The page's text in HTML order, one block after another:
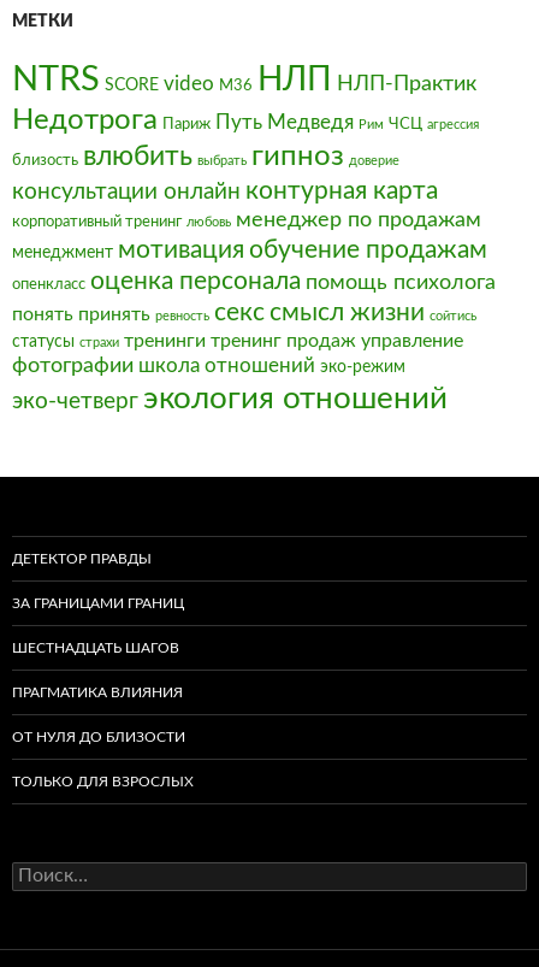
МЕТКИ
NTRS SCORE video М36 НЛП НЛП-Практик
Недотрога Париж Путь Медведя Рим ЧСЦ агрессия
близость влюбить выбрать гипноз доверие
консультации онлайн контурная карта
корпоративный тренинг любовь менеджер по продажам
менеджмент мотивация обучение продажам
опенкласс оценка персонала помощь психолога
понять принять ревность секссмысл жизни сойтись
статусы страхи тренинги тренинг продаж управление
фотографии школа отношений эко-режим
эко-четверг экология отношений
ДЕТЕКТОР ПРАВДЫ
ЗА ГРАНИЦАМИ ГРАНИЦ
ШЕСТНАДЦАТЬ ШАГОВ
ПРАГМАТИКА ВЛИЯНИЯ
ОТ НУЛЯ ДО БЛИЗОСТИ
ТОЛЬКО ДЛЯ ВЗРОСЛЫХ
Найти: